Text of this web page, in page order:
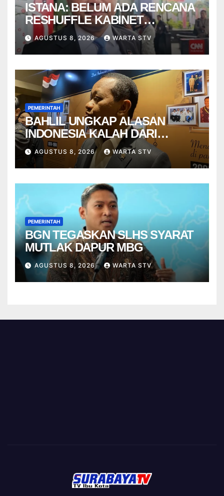
ISTANA: BELUM ADA RENCANA
RESHUFFLE KABINET
AGUSTUS
AGUSTUS 8, 2026 WARTA STV
PEMERINTAH
BAHLIL UNGKAP ALASAN
INDONESIA KALAH DARI
VIETNAM
AGUSTUS 8, 2026 WARTA STV
PEMERINTAH
BGN TEGASKAN SLHS SYARAT
MUTLAK DAPUR MBG
AGUSTUS 8, 2026 WARTA STV